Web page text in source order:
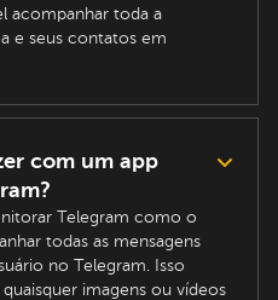
acompanhar toda a
e seus contatos em
com um app
Telegram como o
todas as mensagens
no Telegram. Isso
imagens ou vídeos